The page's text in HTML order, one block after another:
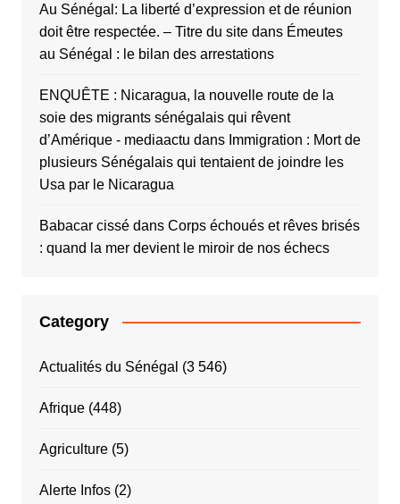
Au Sénégal: La liberté d’expression et de réunion
doit être respectée. – Titre du sitedans Émeutes
au Sénégal : le bilan des arrestations
ENQUÊTE : Nicaragua, la nouvelle route de la
soie des migrants sénégalais qui rêvent
d’Amérique - mediaactu dans Immigration : Mort de
plusieurs Sénégalais qui tentaient de joindre les
Usa par le Nicaragua
Babacar cissédans Corps échoués et rêves brisés
: quand la mer devient le miroir de nos échecs
Category
Actualités du Sénégal (3 546)
Afrique(448)
Agriculture(5)
Alerte Infos(2)